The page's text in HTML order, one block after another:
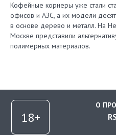
Кофейные корнеры уже стали
офисов и АЗС, а их модели
в основе дерево и металл. На
Москве представили
полимерных материалов.
О